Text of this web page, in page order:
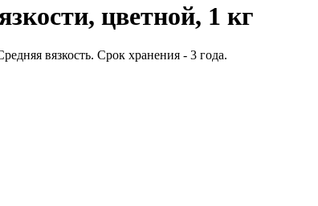
цветной, 1 кг
вязкость. Срок хранения - 3 года.